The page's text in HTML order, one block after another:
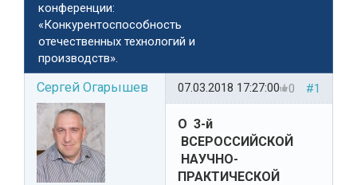
конференции:
«Конкурентоспособность
отечественных технологий и
производств».
Сергей Огарышев #1
0
07.03.2018 17:27:00
О 3-й
ВСЕРОССИЙСКОЙ
НАУЧНО-
ПРАКТИЧЕСКОЙ